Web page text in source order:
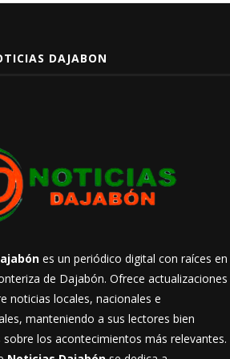
DAJABON
es un periódico digital con raíces en
de Dajabón. Ofrece actualizaciones
noticias locales, nacionales e
manteniendo a sus lectores bien
los acontecimientos más relevantes.